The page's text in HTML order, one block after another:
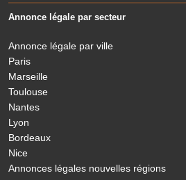
Annonce légale par secteur
Annonce légale par ville
Paris
Marseille
Toulouse
Nantes
Lyon
Bordeaux
Nice
Annonces légales nouvelles régions